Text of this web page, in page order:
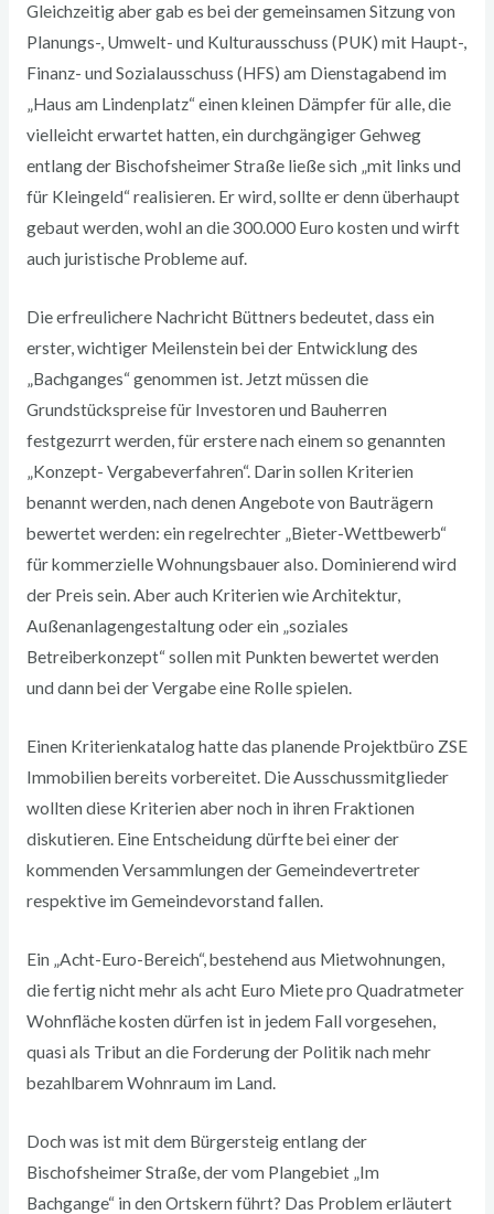
Gleichzeitig aber gab es bei der gemeinsamen Sitzung von
Planungs-, Umwelt- und Kulturausschuss (PUK) mit Haupt-,
Finanz- und Sozialausschuss (HFS) am Dienstagabend im
„Haus am Lindenplatz“ einen kleinen Dämpfer für alle, die
vielleicht erwartet hatten, ein durchgängiger Gehweg
entlang der Bischofsheimer Straße ließe sich „mit links und
für Kleingeld“ realisieren. Er wird, sollte er denn überhaupt
gebaut werden, wohl an die 300.000 Euro kosten und wirft
auch juristische Probleme auf.
Die erfreulichere Nachricht Büttners bedeutet, dass ein
erster, wichtiger Meilenstein bei der Entwicklung des
„Bachganges“ genommen ist. Jetzt müssen die
Grundstückspreise für Investoren und Bauherren
festgezurrt werden, für erstere nach einem so genannten
„Konzept- Vergabeverfahren“. Darin sollen Kriterien
benannt werden, nach denen Angebote von Bauträgern
bewertet werden: ein regelrechter „Bieter-Wettbewerb“
für kommerzielle Wohnungsbauer also. Dominierend wird
der Preis sein. Aber auch Kriterien wie Architektur,
Außenanlagengestaltung oder ein „soziales
Betreiberkonzept“ sollen mit Punkten bewertet werden
und dann bei der Vergabe eine Rolle spielen.
Einen Kriterienkatalog hatte das planende Projektbüro ZSE
Immobilien bereits vorbereitet. Die Ausschussmitglieder
wollten diese Kriterien aber noch in ihren Fraktionen
diskutieren. Eine Entscheidung dürfte bei einer der
kommenden Versammlungen der Gemeindevertreter
respektive im Gemeindevorstand fallen.
Ein „Acht-Euro-Bereich“, bestehend aus Mietwohnungen,
die fertig nicht mehr als acht Euro Miete pro Quadratmeter
Wohnfläche kosten dürfen ist in jedem Fall vorgesehen,
quasi als Tribut an die Forderung der Politik nach mehr
bezahlbarem Wohnraum im Land.
Doch was ist mit dem Bürgersteig entlang der
Bischofsheimer Straße, der vom Plangebiet „Im
Bachgange“ in den Ortskern führt? Das Problem erläutert